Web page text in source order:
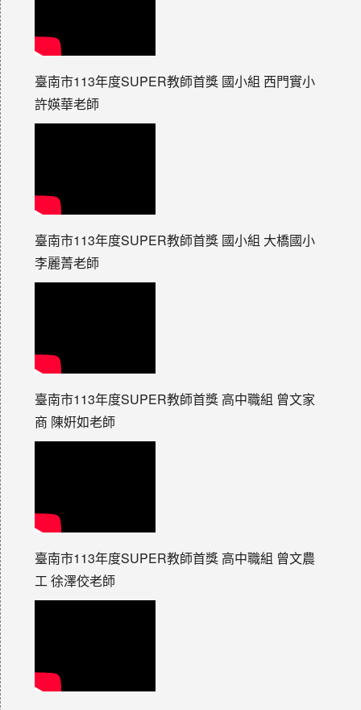
臺南市113年度SUPER教師首獎 國小組 西門實小
許媖華老師
臺南市113年度SUPER教師首獎 國小組 大橋國小
李麗菁老師
臺南市113年度SUPER教師首獎 高中職組 曾文家
商 陳姸如老師
臺南市113年度SUPER教師首獎 高中職組 曾文農
工 徐澤佼老師